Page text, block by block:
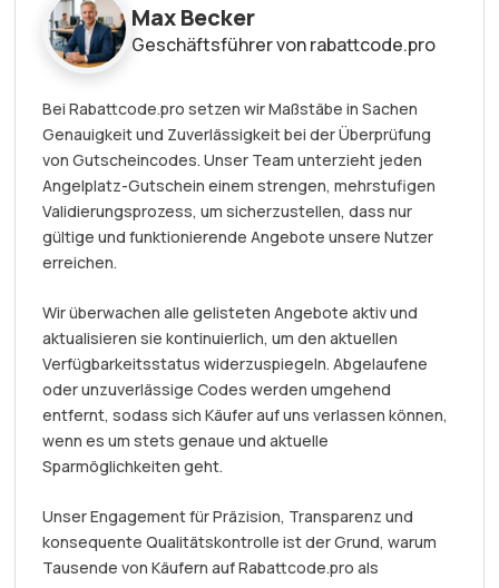
Max Becker
Geschäftsführer von rabattcode.pro
Bei Rabattcode.pro setzen wir Maßstäbe in Sachen
Genauigkeit und Zuverlässigkeit bei der Überprüfung
von Gutscheincodes. Unser Team unterzieht jeden
Angelplatz-Gutschein einem strengen, mehrstufigen
Validierungsprozess, um sicherzustellen, dass nur
gültige und funktionierende Angebote unsere Nutzer
erreichen.
Wir überwachen alle gelisteten Angebote aktiv und
aktualisieren sie kontinuierlich, um den aktuellen
Verfügbarkeitsstatus widerzuspiegeln. Abgelaufene
oder unzuverlässige Codes werden umgehend
entfernt, sodass sich Käufer auf uns verlassen können,
wenn es um stets genaue und aktuelle
Sparmöglichkeiten geht.
Unser Engagement für Präzision, Transparenz und
konsequente Qualitätskontrolle ist der Grund, warum
Tausende von Käufern auf Rabattcode.pro als